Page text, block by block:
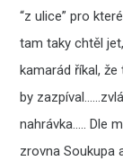
“z ulice” pro
tam taky chtěl
kamarád říkal,
by
nahrávka….. Dle
zrovna Soukupa